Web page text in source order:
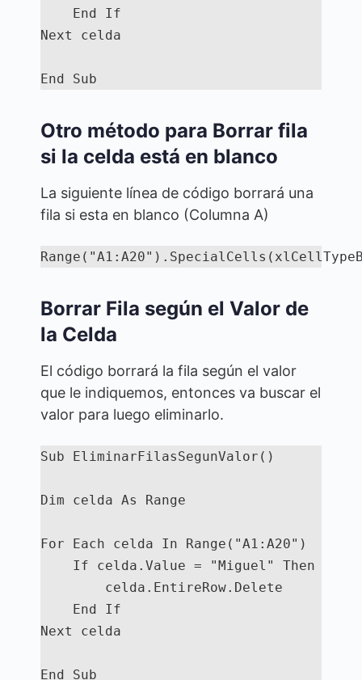
    End If
Next celda
End Sub
Otro método para Borrar fila
si la celda está en blanco
La siguiente línea de código borrará una
fila si esta en blanco (Columna A)
Borrar Fila según el Valor de
la Celda
El código borrará la fila según el valor
que le indiquemos, entonces va buscar el
valor para luego eliminarlo.
Sub EliminarFilasSegunValor()
Dim celda As Range
For Each celda In Range("A1:A20")
    If celda.Value = "Miguel" Then
        celda.EntireRow.Delete
    End If
Next celda
End Sub